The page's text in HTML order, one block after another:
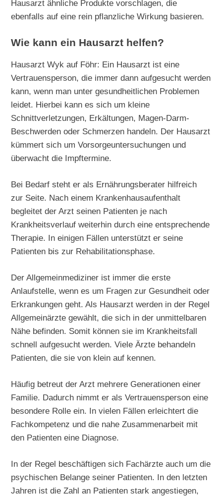
Hausarzt ähnliche Produkte vorschlagen, die
ebenfalls auf eine rein pflanzliche Wirkung basieren.
Wie kann ein Hausarzt helfen?
Hausarzt Wyk auf Föhr: Ein Hausarzt ist eine
Vertrauensperson, die immer dann aufgesucht werden
kann, wenn man unter gesundheitlichen Problemen
leidet. Hierbei kann es sich um kleine
Schnittverletzungen, Erkältungen, Magen-Darm-
Beschwerden oder Schmerzen handeln. Der Hausarzt
kümmert sich um Vorsorgeuntersuchungen und
überwacht die Impftermine.
Bei Bedarf steht er als Ernährungsberater hilfreich
zur Seite. Nach einem Krankenhausaufenthalt
begleitet der Arzt seinen Patienten je nach
Krankheitsverlauf weiterhin durch eine entsprechende
Therapie. In einigen Fällen unterstützt er seine
Patienten bis zur Rehabilitationsphase.
Der Allgemeinmediziner ist immer die erste
Anlaufstelle, wenn es um Fragen zur Gesundheit oder
Erkrankungen geht. Als Hausarzt werden in der Regel
Allgemeinärzte gewählt, die sich in der unmittelbaren
Nähe befinden. Somit können sie im Krankheitsfall
schnell aufgesucht werden. Viele Ärzte behandeln
Patienten, die sie von klein auf kennen.
Häufig betreut der Arzt mehrere Generationen einer
Familie. Dadurch nimmt er als Vertrauensperson eine
besondere Rolle ein. In vielen Fällen erleichtert die
Fachkompetenz und die nahe Zusammenarbeit mit
den Patienten eine Diagnose.
In der Regel beschäftigen sich Fachärzte auch um die
psychischen Belange seiner Patienten. In den letzten
Jahren ist die Zahl an Patienten stark angestiegen,